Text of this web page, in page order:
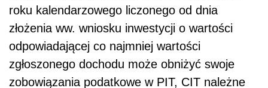
roku kalendarzowego liczonego od dnia
złożenia ww. wniosku inwestycji o wartości
odpowiadającej co najmniej wartości
zgłoszonego dochodu może obniżyć swoje
zobowiązania podatkowe w PIT, CIT należne